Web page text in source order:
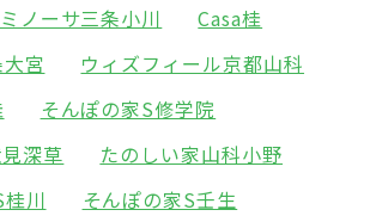
ノーサ三条小川
Casa桂
宮
ウィズフィール京都山科
そんぽの家S修学院
深草
たのしい家山科小野
川
そんぽの家S壬生